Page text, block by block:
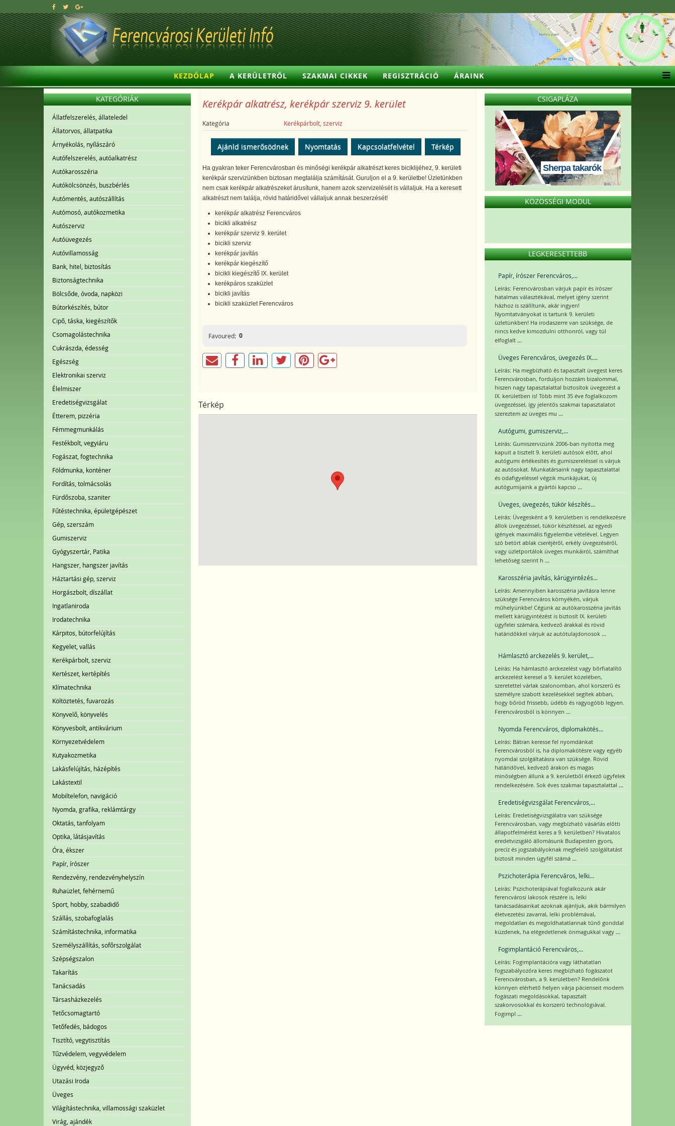
KEZDŐLAP A KERÜLETRŐL SZAKMAI CIKKEK REGISZTRÁCIÓ ÁRAINK
KATEGÓRIÁK
Állatfelszerelés, állateledel
Állatorvos, állatpatika
Árnyékolás, nyílászáró
Autófelszerelés, autóalkatrész
Autókarosszéria
Autókölcsönzés, buszbérlés
Autómentés, autószállítás
Autómosó, autókozmetika
Autószerviz
Autóüvegezés
Autóvillamosság
Bank, hitel, biztosítás
Biztonságtechnika
Bölcsőde, óvoda, napközi
Bútorkészítés, bútor
Cipő, táska, kiegészítők
Csomagolástechnika
Cukrászda, édesség
Egészség
Elektronikai szerviz
Élelmiszer
Eredetiségvizsgálat
Étterem, pizzéria
Fémmegmunkálás
Festékbolt, vegyiáru
Fogászat, fogtechnika
Földmunka, konténer
Fordítás, tolmácsolás
Fürdőszoba, szaniter
Fűtéstechnika, épületgépészet
Gép, szerszám
Gumiszerviz
Gyógyszertár, Patika
Hangszer, hangszer javítás
Háztartási gép, szerviz
Horgászbolt, díszállat
Ingatlaniroda
Irodatechnika
Kárpitos, bútorfelújítás
Kegyelet, vallás
Kerékpárbolt, szerviz
Kertészet, kertépítés
Klímatechnika
Költöztetés, fuvarozás
Könyvelő, könyvelés
Könyvesbolt, antikvárium
Környezetvédelem
Kutyakozmetika
Lakásfelújítás, házépítés
Lakástextil
Mobiltelefon, navigáció
Nyomda, grafika, reklámtárgy
Oktatás, tanfolyam
Optika, látásjavítás
Óra, ékszer
Papír, írószer
Rendezvény, rendezvényhelyszín
Ruhaüzlet, fehérnemű
Sport, hobby, szabadidő
Szállás, szobafoglalás
Számítástechnika, informatika
Személyszállítás, sofőrszolgálat
Szépségszalon
Takarítás
Tanácsadás
Társasházkezelés
Tetőcsomagtartó
Tetőfedés, bádogos
Tisztító, vegytisztítás
Tűzvédelem, vegyvédelem
Ügyvéd, közjegyző
Utazási Iroda
Üveges
Világítástechnika, villamossági szaküzlet
Virág, ajándék
Kerékpár alkatrész, kerékpár szerviz 9. kerület
Kategória Kerékpárbolt, szerviz
Ajánld ismerősödnek Nyomtatás Kapcsolatfelvétel Térkép
Ha gyakran teker Ferencvárosban és minőségi kerékpár alkatrészt keres biciklijéhez, 9. kerületi
kerékpár szervizünkben biztosan megtalálja számítását. Guruljon el a 9. kerületbe! Üzletünkben
nem csak kerékpár alkatrészeket árusítunk, hanem azok szervizelését is vállaljuk. Ha a keresett
alkatrészt nem találja, rövid határidővel vállaljuk annak beszerzését!
kerékpár alkatrész Ferencváros
bicikli alkatrész
kerékpár szerviz 9. kerület
bicikli szerviz
kerékpár javítás
kerékpár kiegészítő
bicikli kiegészítő IX. kerület
kerékpáros szaküzlet
bicikli javítás
bicikli szaküzlet Ferencváros
Favoured: 0
Térkép
CSIGAPLÁZA
Sherpa takarók
KÖZÖSSÉGI MODUL
LEGKERESETTEBB
Papír, írószer Ferencváros,...
Leírás: Ferencvárosban várjuk papír és írószer
hatalmas választékával, melyet igény szerint
házhoz is szállítunk, akár ingyen!
Nyomtatványokat is tartunk 9. kerületi
üzletünkben! Ha irodaszerre van szüksége, de
nincs kedve kimozdulni otthonról, vagy túl
elfoglalt ...
Üveges Ferencváros, üvegezés IX....
Leírás: Ha megbízható és tapasztalt üvegest keres
Ferencvárosban, forduljon hozzám bizalommal,
hiszen nagy tapasztalattal biztosítok üvegezést a
IX. kerületben is! Több mint 35 éve foglalkozom
üvegezéssel, így jelentős szakmai tapasztalatot
szereztem az üveges mu ...
Autógumi, gumiszerviz,...
Leírás: Gumiszervizünk 2006-ban nyitotta meg
kapuit a tisztelt 9. kerületi autósok előtt, ahol
autógumi értékesítés és gumiszereléssel is várjuk
az autósokat. Munkatársaink nagy tapasztalattal
és odafigyeléssel végzik munkájukat, új
autógumijaink a gyártói kapcso ...
Üveges, üvegezés, tükör készítés...
Leírás: Üvegesként a 9. kerületben is rendelkezésre
állok üvegezéssel, tükör készítéssel, az egyedi
igények maximális figyelembe vételével. Legyen
szó betört ablak cseréjéről, erkély üvegezéséről,
vagy üzletportálok üveges munkáiról, számíthat
lehetőség szerint h ...
Karosszéria javítás, kárügyintézés...
Leírás: Amennyiben karosszéria javításra lenne
szüksége Ferencváros környékén, várjuk
műhelyünkbe! Cégünk az autókarosszéria javítás
mellett kárügyintézést is biztosít IX. kerületi
ügyfelei számára, kedvező árakkal és rövid
határidőkkel várjuk az autótulajdonosok ...
Hámlasztó arckezelés 9. kerület,...
Leírás: Ha hámlasztó arckezelést vagy bőrfiatalító
arckezelést keresel a 9. kerület közelében,
szeretettel várlak szalonomban, ahol korszerű és
személyre szabott kezelésekkel segítek abban,
hogy bőröd frissebb, üdébb és ragyogóbb legyen.
Ferencvárosból is könnyen ...
Nyomda Ferencváros, diplomakötés...
Leírás: Bátran keresse fel nyomdánkat
Ferencvárosból is, ha diplomakötésre vagy egyéb
nyomdai szolgáltatásra van szüksége. Rövid
határidővel, kedvező árakon és magas
minőségben állunk a 9. kerületből érkező ügyfelek
rendelkezésére. Sok éves szakmai tapasztalattal ...
Eredetiségvizsgálat Ferencváros,...
Leírás: Eredetiségvizsgálatra van szüksége
Ferencvárosban, vagy megbízható vásárlás előtti
állapotfelmérést keres a 9. kerületben? Hivatalos
eredetvizsgáló állomásunk Budapesten gyors,
precíz és jogszabályoknak megfelelő szolgáltatást
biztosít minden ügyfél számá ...
Pszichoterápia Ferencváros, lelki...
Leírás: Pszichoterápiával foglalkozunk akár
ferencvárosi lakosok részére is, lelki
tanácsadásainkat azoknak ajánljuk, akik bármilyen
életvezetési zavarral, lelki problémával,
megoldatlan és megoldhatatlannak tűnő gonddal
küzdenek, ha elégedetlenek önmagukkal vagy ...
Fogimplantáció Ferencváros,...
Leírás: Fogimplantációra vagy láthatatlan
fogszabályozóra keres megbízható fogászatot
Ferencvárosban, a 9. kerületben? Rendelőnk
könnyen elérhető helyen várja pácienseit modern
fogászati megoldásokkal, tapasztalt
szakorvosokkal és korszerű technológiával.
Fogimpl ...